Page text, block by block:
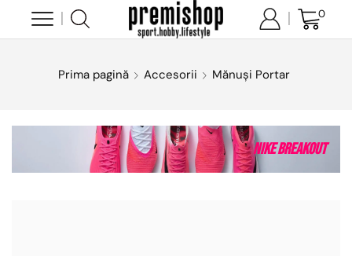
0
Prima pagină Accesorii Mănuși Portar
Nike Breakout